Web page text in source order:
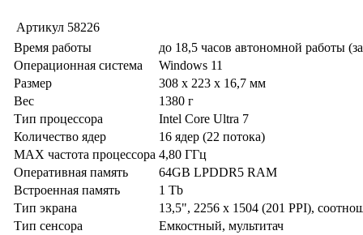
Артикул 58226
Время работы
до 18,5 часов автономной работы
Операционная система
Windows 11
Размер
308 x 223 x 16,7 мм
Вес
1380 г
Тип процессора
Intel Core Ultra 7
Количество ядер
16 ядер (22 потока)
MAX частота процессора 4,80 ГГц
Оперативная память
64GB LPDDR5 RAM
Встроенная память
1 Tb
Тип экрана
13,5", 2256 x 1504 (201 PPI),
Тип сенсора
Емкостный, мультитач